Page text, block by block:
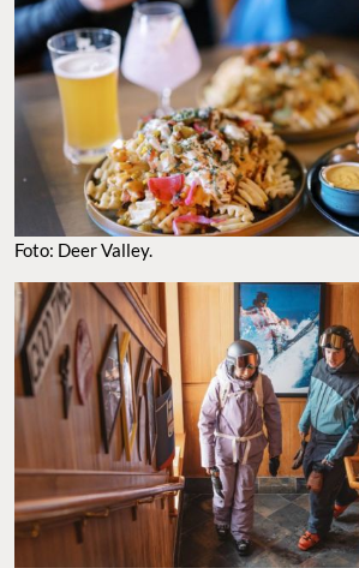
Foto: Deer Valley.